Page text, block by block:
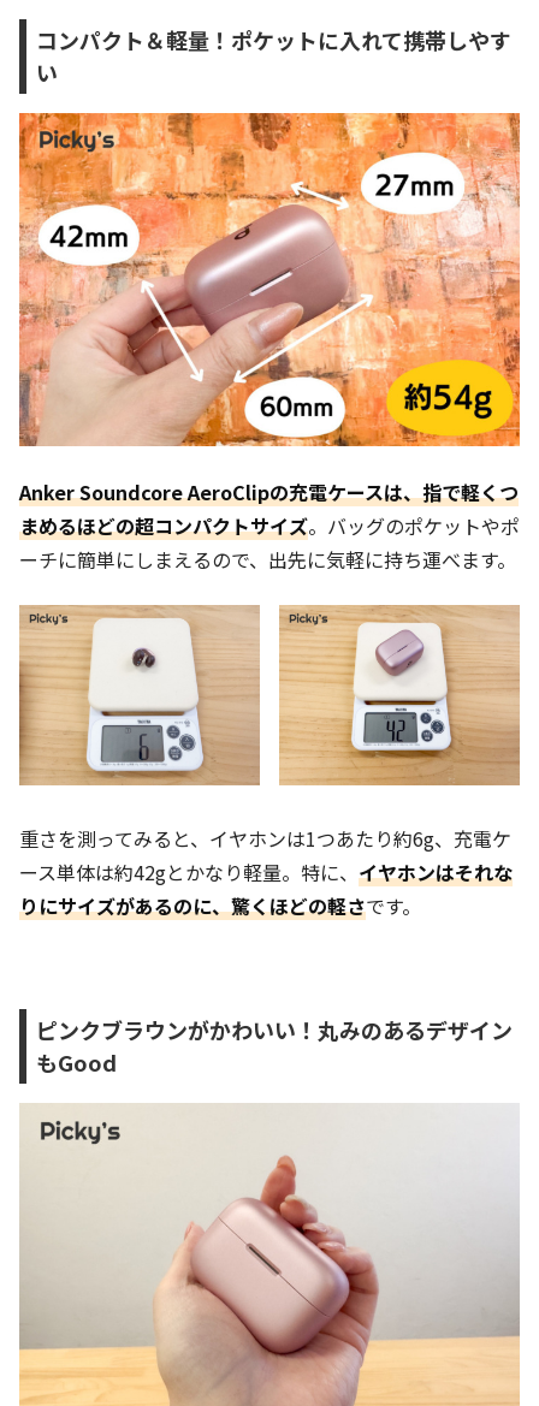
コンパクト＆軽量！ポケットに入れて携帯しやす
い
Anker Soundcore AeroClipの充電ケースは、指で軽くつ
まめるほどの超コンパクトサイズ。バッグのポケットやポ
ーチに簡単にしまえるので、出先に気軽に持ち運べます。
重さを測ってみると、イヤホンは1つあたり約6g、充電ケ
ース単体は約42gとかなり軽量。特に、 イヤホンはそれな
りにサイズがあるのに、驚くほどの軽さです。
ピンクブラウンがかわいい！丸みのあるデザイン
もGood